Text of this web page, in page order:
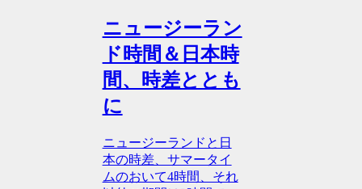
ニュージーラン
ド時間＆日本時
間、時差ととも
に
ニュージーランドと日
本の時差、サマータイ
ムのおいて4時間、それ